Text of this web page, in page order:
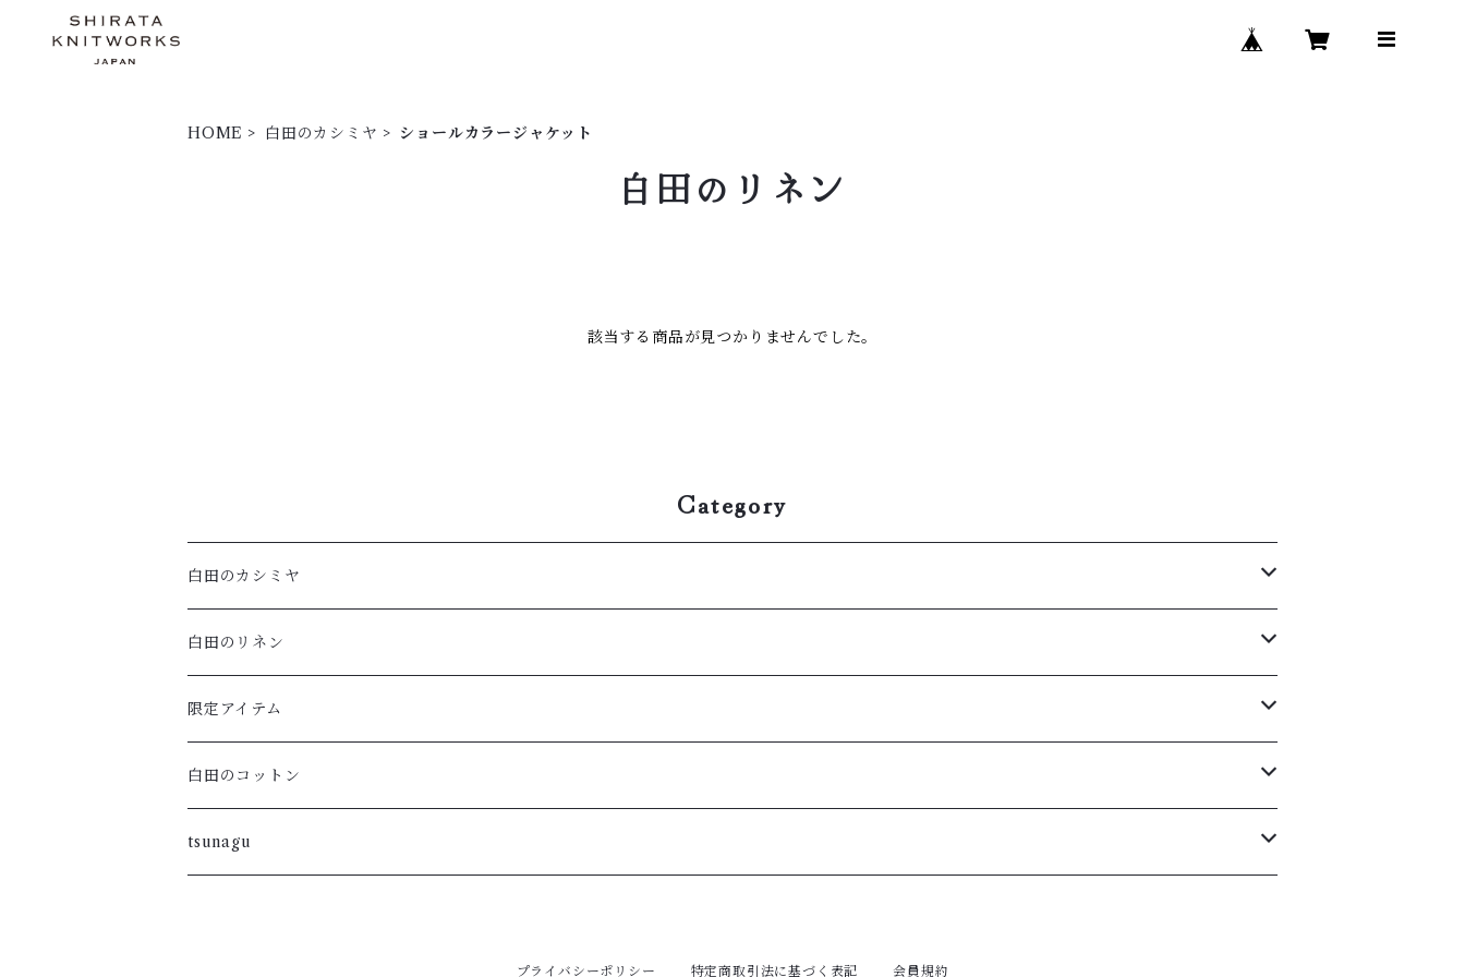
HOME 白田のカシミヤ ショールカラージャケット
白田のリネン
該当する商品が見つかりませんでした。
Category
白田のカシミヤ
アームウォーマー
マフラー・ストール
ハイネックプルオーバー・ボーダー
ラウンドカーディガン・ボーダー
白田のリネン
ポロニット
ラウンドプルオーバー
重ねVプルオーバー
限定アイテム
Vネックフレンチスリーブ
白田のコットン
ラウンドネックカーディガン
tsunagu
プライバシーポリシー 特定商取引法に基づく表記 会員規約